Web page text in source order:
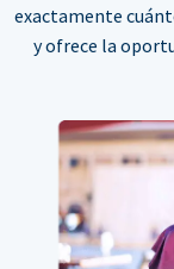
exactamente
y ofrece la